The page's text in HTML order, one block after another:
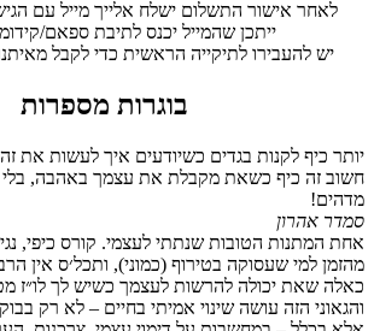
לאחר אישור התשלום ישלח אלייך מייל עם
ייתכן שהמייל יכנס לתיבת ספאם/
יש להעבירו לתיקייה הראשית כדי לקבל מאיתנו
בוגרות מספרות
יותר כיף לקנות בגדים כשיודעים איך לעשות את זה
חשוב זה כיף כשאת מקבלת את עצמך באהבה, בלי
מדהים!
סמדר אהרון
אחת המתנות הטובות שנתתי לעצמי. קורס כיפי,
מהזמן למי שעסוקה בטירוף (כמוני), ותכל׳ס אין
כאלה שאת יכולה להרשות לעצמך כשיש לך לו״ז
והגאוני הזה עושה שינוי אמיתי בחיים – לא רק